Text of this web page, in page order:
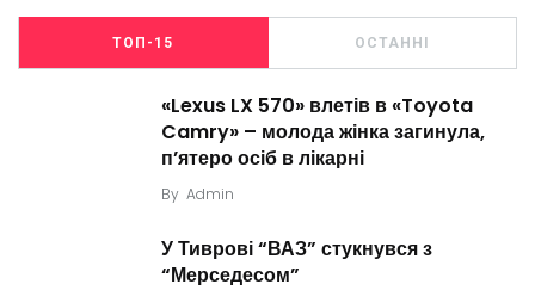
ТОП-15 ОСТАННІ
«Lexus LX 570» влетів в «Toyota
Camry» – молода жінка загинула,
п’ятеро осіб в лікарні
By Admin
У Тиврові “ВАЗ” стукнувся з
“Мерседесом”